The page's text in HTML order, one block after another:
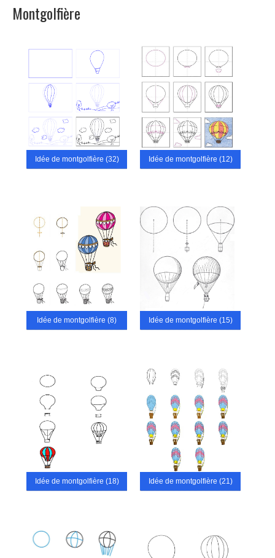
Montgolfière
Idée de montgolfière (32) Idée de montgolfière (12)
Idée de montgolfière (8) Idée de montgolfière (15)
Idée de montgolfière (18) Idée de montgolfière (21)